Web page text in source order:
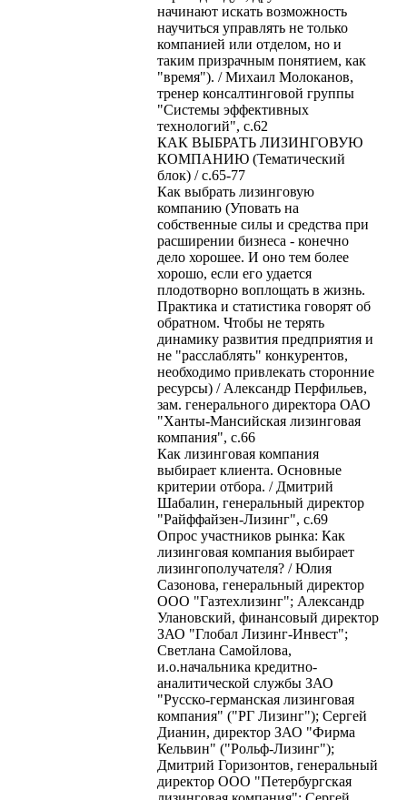
начинают искать возможность
научиться управлять не только
компанией или отделом, но и
таким призрачным понятием, как
"время"). / Михаил Молоканов,
тренер консалтинговой группы
"Системы эффективных
технологий", с.62
КАК ВЫБРАТЬ ЛИЗИНГОВУЮ
КОМПАНИЮ (Тематический
блок) / с.65-77
Как выбрать лизинговую
компанию (Уповать на
собственные силы и средства при
расширении бизнеса - конечно
дело хорошее. И оно тем более
хорошо, если его удается
плодотворно воплощать в жизнь.
Практика и статистика говорят об
обратном. Чтобы не терять
динамику развития предприятия и
не "расслаблять" конкурентов,
необходимо привлекать сторонние
ресурсы) / Александр Перфильев,
зам. генерального директора ОАО
"Ханты-Мансийская лизинговая
компания", с.66
Как лизинговая компания
выбирает клиента. Основные
критерии отбора. / Дмитрий
Шабалин, генеральный директор
"Райффайзен-Лизинг", с.69
Опрос участников рынка: Как
лизинговая компания выбирает
лизингополучателя? / Юлия
Сазонова, генеральный директор
ООО "Газтехлизинг"; Александр
Улановский, финансовый директор
ЗАО "Глобал Лизинг-Инвест";
Светлана Самойлова,
и.о.начальника кредитно-
аналитической службы ЗАО
"Русско-германская лизинговая
компания" ("РГ Лизинг"); Сергей
Дианин, директор ЗАО "Фирма
Кельвин" ("Рольф-Лизинг");
Дмитрий Горизонтов, генеральный
директор ООО "Петербургская